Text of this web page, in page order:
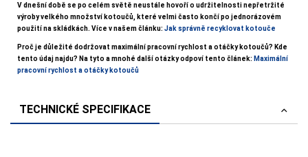
V dnešní době se po celém světě neustále hovoří o udržitelnosti nepřetržité
výroby velkého množství kotoučů, které velmi často končí po jednorázovém
použití na skládkách. Více v našem článku: Jak správně recyklovat kotouče
Proč je důležité dodržovat maximální pracovní rychlost a otáčky kotoučů? Kde
tento údaj najdu? Na tyto a mnohé další otázky odpoví tento článek: Maximální
pracovní rychlost a otáčky kotoučů
TECHNICKÉ SPECIFIKACE